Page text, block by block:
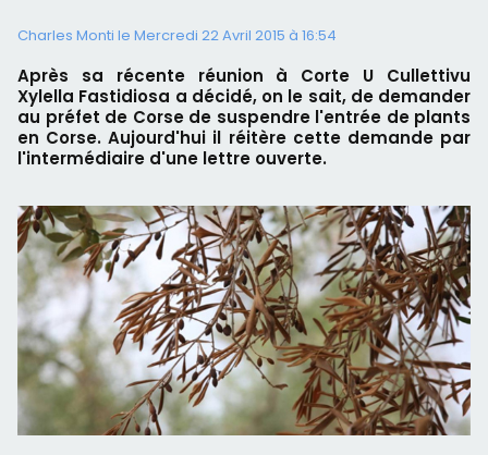
Charles Monti le Mercredi 22 Avril 2015 à 16:54
Après sa récente réunion à Corte U Cullettivu
Xylella Fastidiosa a décidé, on le sait, de demander
au préfet de Corse de suspendre l'entrée de plants
en Corse. Aujourd'hui il réitère cette demande par
l'intermédiaire d'une lettre ouverte.